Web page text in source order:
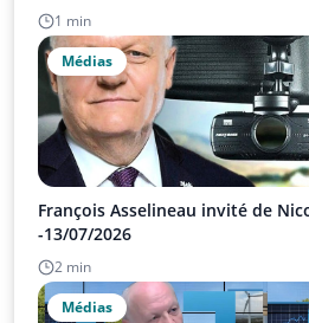
1 min
Médias
François Asselineau invité de
-13/07/2026
2 min
Médias